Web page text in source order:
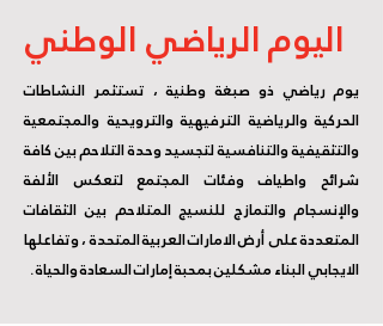
اليوم الرياضي الوطني
يوم رياضي ذو صبغة وطنية ، تستثمر النشاطات
الحركية والرياضية الترفيهية والترويحية والمجتمعية
والتثقيفية والتنافسية لتجسيد وحدة التلاحم بين كافة
شرائح واطياف وفئات المجتمع لتعكس الألفة
والإنسجام والتمازج للنسيج المتلاحم بين الثقافات
المتعددة على أرض الامارات العربية المتحدة ، وتفاعلها
الايجابي البناء مشكلين بمحبة إمارات السعادة والحياة .